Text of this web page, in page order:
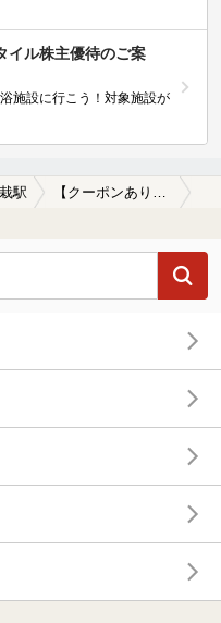
イル株主優待のご案
施設に行こう！対象施設が
駅 【クーポンあり】カップルにおすすめの前栽駅近くの温泉、日帰り温泉、スーパー銭湯おすすめ